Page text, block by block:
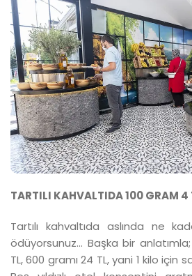
TARTILI KAHVALTIDA 100 GRAM 4
Tartılı kahvaltıda aslında ne
ödüyorsunuz... Başka bir
TL, 600 gramı 24 TL, yani 1 kilo için